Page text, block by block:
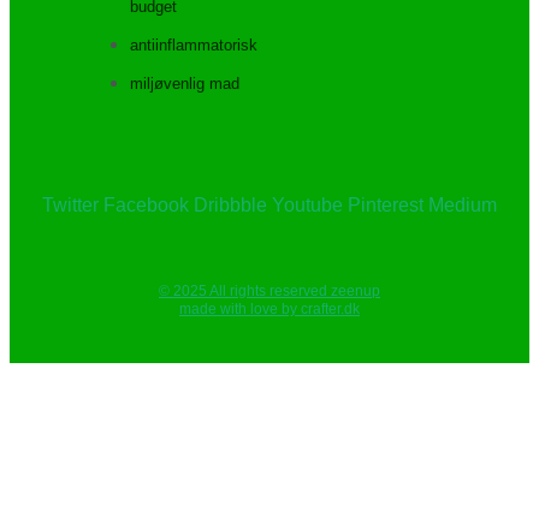
budget
antiinflammatorisk
miljøvenlig mad
Twitter Facebook Dribbble Youtube Pinterest Medium
© 2025 All rights reserved zeenup
made with love by crafter.dk